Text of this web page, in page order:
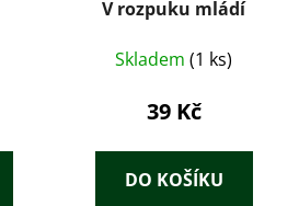
V rozpuku mládí
Skladem (1 ks)
39 Kč
DO KOŠÍKU